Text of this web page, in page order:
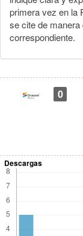
primera vez en la
se cite de
correspondiente.
0
Descargas